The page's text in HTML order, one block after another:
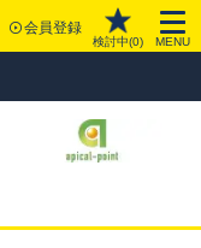
会員登録
検討中(0) MENU